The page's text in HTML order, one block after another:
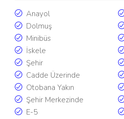
Anayol
Dolmuş
Minibüs
İskele
Şehir
Cadde Üzerinde
Otobana Yakın
Şehir Merkezinde
E-5